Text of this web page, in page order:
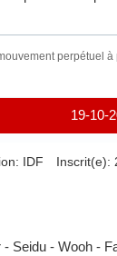
perpétuel à
19-10-
IDF
Inscrit(e):
Seidu - Wooh -